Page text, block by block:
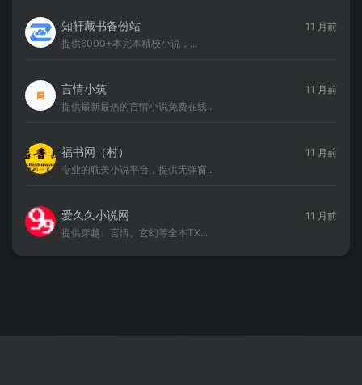
知轩藏书备份站
11 月前
提供6000+本完本精校小说，...
言情小筑
11 月前
提供最新最热的言情小说免费在线...
福书网（村）
11 月前
专业的耽美小说平台，提供无弹窗...
爱久久小说网
11 月前
提供穿越、言情、玄幻等全本TX...